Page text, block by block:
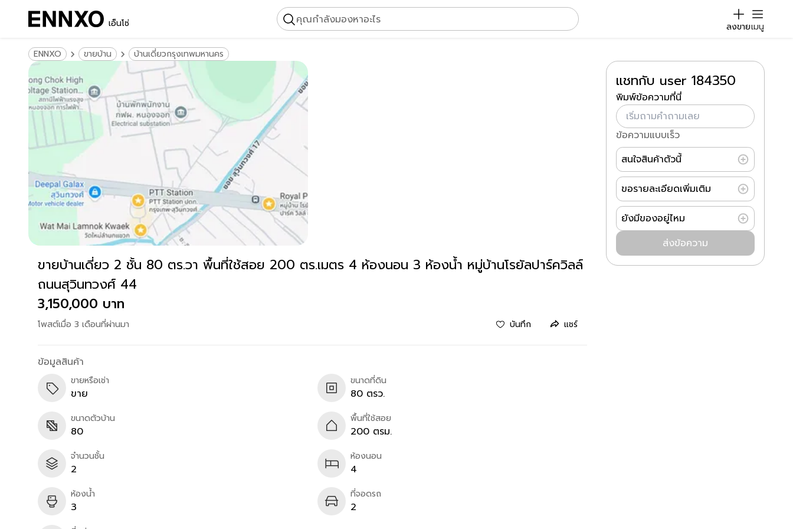
เอ็นโซ่ คุณกำลังมองหาอะไร
ลงขายเมนู
ENNXO ขายบ้าน บ้านเดี่ยวกรุงเทพมหานคร
ขายบ้านเดี่ยว 2 ชั้น 80 ตร.วา พื้นที่ใช้สอย 200 ตร.เมตร 4 ห้องนอน 3 ห้องน้ำ หมู่บ้านโรยัลปาร์ควิลล์
ถนนสุวินทวงศ์ 44
3,150,000 บาท
โพสต์เมื่อ 3 เดือนที่ผ่านมา บันทึก แชร์
ข้อมูลสินค้า
ขายหรือเช่า
ขาย
ขนาดที่ดิน
80 ตรว.
ขนาดตัวบ้าน
80
พื้นที่ใช้สอย
200 ตรม.
จำนวนชั้น
2
ห้องนอน
4
ห้องน้ำ
3
ที่จอดรถ
2
แชทกับ user 184350
พิมพ์ข้อความที่นี่
ข้อความแบบเร็ว
สนใจสินค้าตัวนี้
ขอรายละเอียดเพิ่มเติม
ยังมีของอยู่ไหม
ส่งข้อความ